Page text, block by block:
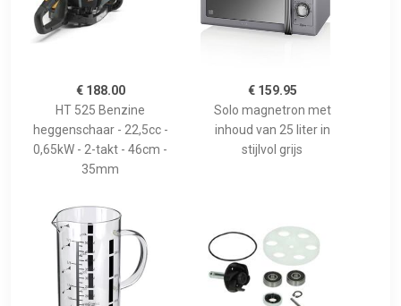
€ 188.00
HT 525 Benzine
heggenschaar - 22,5cc -
0,65kW - 2-takt - 46cm -
35mm
€ 159.95
Solo magnetron met
inhoud van 25 liter in
stijlvol grijs